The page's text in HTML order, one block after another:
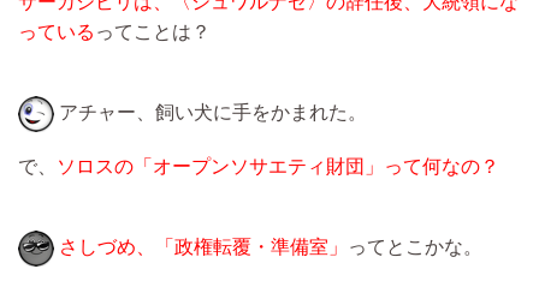
っている ってことは？
アチャー、飼い犬に手をかまれた。
で、 ソロスの「オープンソサエティ財団」って何なの？
さしづめ、「政権転覆・準備室」 ってとこかな。